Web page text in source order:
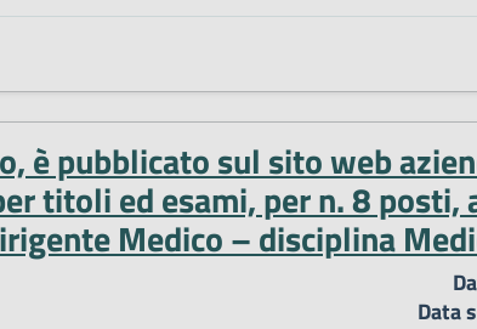
è pubblicato sul sito web
titoli ed esami, per n. 8 posti,
Medico – disciplina
Data